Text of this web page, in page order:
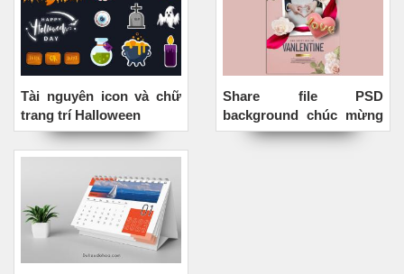
Tài nguyên icon và chữ
trang trí Halloween
Share file PSD
background chúc mừng
ngày Valentine 14/2